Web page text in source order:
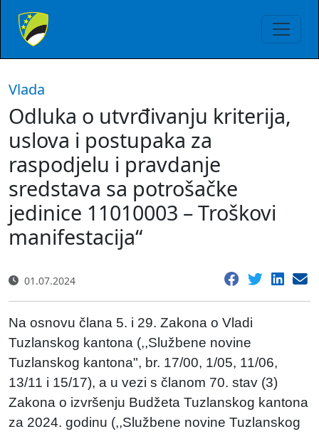
Vlada
Odluka o utvrđivanju kriterija,
uslova i postupaka za
raspodjelu i pravdanje
sredstava sa potrošačke
jedinice 11010003 – Troškovi
manifestacija“
01.07.2024
Na osnovu člana 5. i 29. Zakona o Vladi
Tuzlanskog kantona (,,Službene novine
Tuzlanskog kantona", br. 17/00, 1/05, 11/06,
13/11 i 15/17), a u vezi s članom 70. stav (3)
Zakona o izvršenju Budžeta Tuzlanskog kantona
za 2024. godinu (,,Službene novine Tuzlanskog